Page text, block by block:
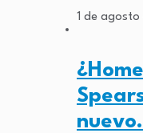
1 de